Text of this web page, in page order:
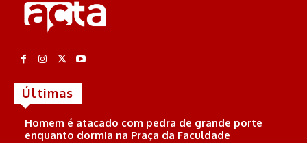
Últimas
Homem é atacado com pedra de grande porte
enquanto dormia na Praça da Faculdade